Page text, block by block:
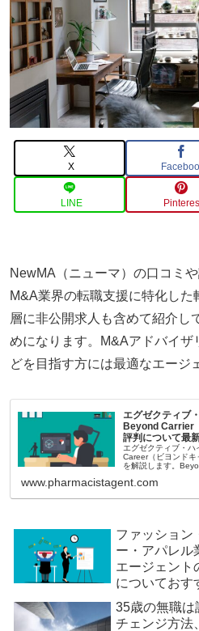
X
LINE
NewMA（ニューマ）の口コミ
M&A業界の転職支援に特化し
層に非公開求人も含めて紹介し
めになります。M&Aアドバイザ
どを目指す方には最適なエージ
エグゼクティブ
Beyond Carrier
評判について最
エグゼクティブ・
Career（ビヨンド
を解説します。
職エージェント（人
く、 中長期的なキ
www.pharmacistagent.com
ファッション
ー・アパレル
エージェント
についておす
35歳の無職は
チェンジ方法